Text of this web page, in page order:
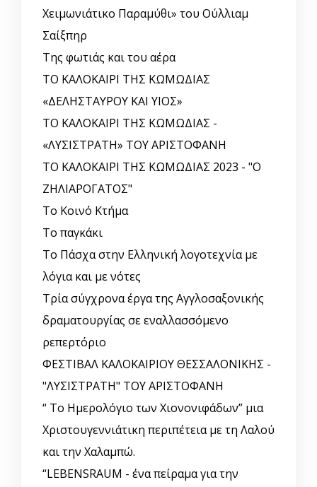
Χειμωνιάτικο Παραμύθι» του Ούλλιαμ
Σαίξπηρ
Της φωτιάς και του αέρα
ΤΟ ΚΑΛΟΚΑΙΡΙ ΤΗΣ ΚΩΜΩΔΙΑΣ
«ΔΕΛΗΣΤΑΥΡΟΥ ΚΑΙ ΥΙΟΣ»
ΤΟ ΚΑΛΟΚΑΙΡΙ ΤΗΣ ΚΩΜΩΔΙΑΣ -
«ΛΥΣΙΣΤΡΑΤΗ» ΤΟΥ ΑΡΙΣΤΟΦΑΝΗ
ΤΟ ΚΑΛΟΚΑΙΡΙ ΤΗΣ ΚΩΜΩΔΙΑΣ 2023 - "Ο
ΖΗΛΙΑΡΟΓΑΤΟΣ"
Το Κοινό Κτήμα
Το παγκάκι
Το Πάσχα στην Ελληνική λογοτεχνία με
λόγια και με νότες
Τρία σύγχρονα έργα της Αγγλοσαξονικής
δραματουργίας σε εναλλασσόμενο
ρεπερτόριο
ΦΕΣΤΙΒΑΛ ΚΑΛΟΚΑΙΡΙΟΥ ΘΕΣΣΑΛΟΝΙΚΗΣ -
"ΛΥΣΙΣΤΡΑΤΗ" ΤΟΥ ΑΡΙΣΤΟΦΑΝΗ
“ Το Ημερολόγιο των Χιονονιφάδων” μια
Χριστουγεννιάτικη περιπέτεια με τη Λαλού
και την Χαλαμπώ.
“LEBENSRAUM - ένα πείραμα για την